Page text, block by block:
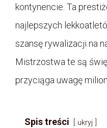
kontynencie. Ta
najlepszych
szansę rywalizacji na
Mistrzostwa te są
przyciąga uwagę
Spis treści ukryj